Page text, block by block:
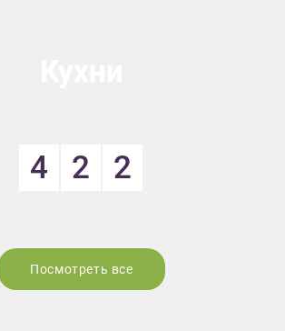
4 2 2
Посмотреть все